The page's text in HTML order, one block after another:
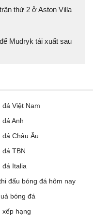
thứ 2 ở Aston Villa
Mudryk tái xuất sau
đá Việt Nam
đá Anh
đá Châu Âu
đá TBN
đá Italia
đấu bóng đá hôm nay
bóng đá
xếp hạng